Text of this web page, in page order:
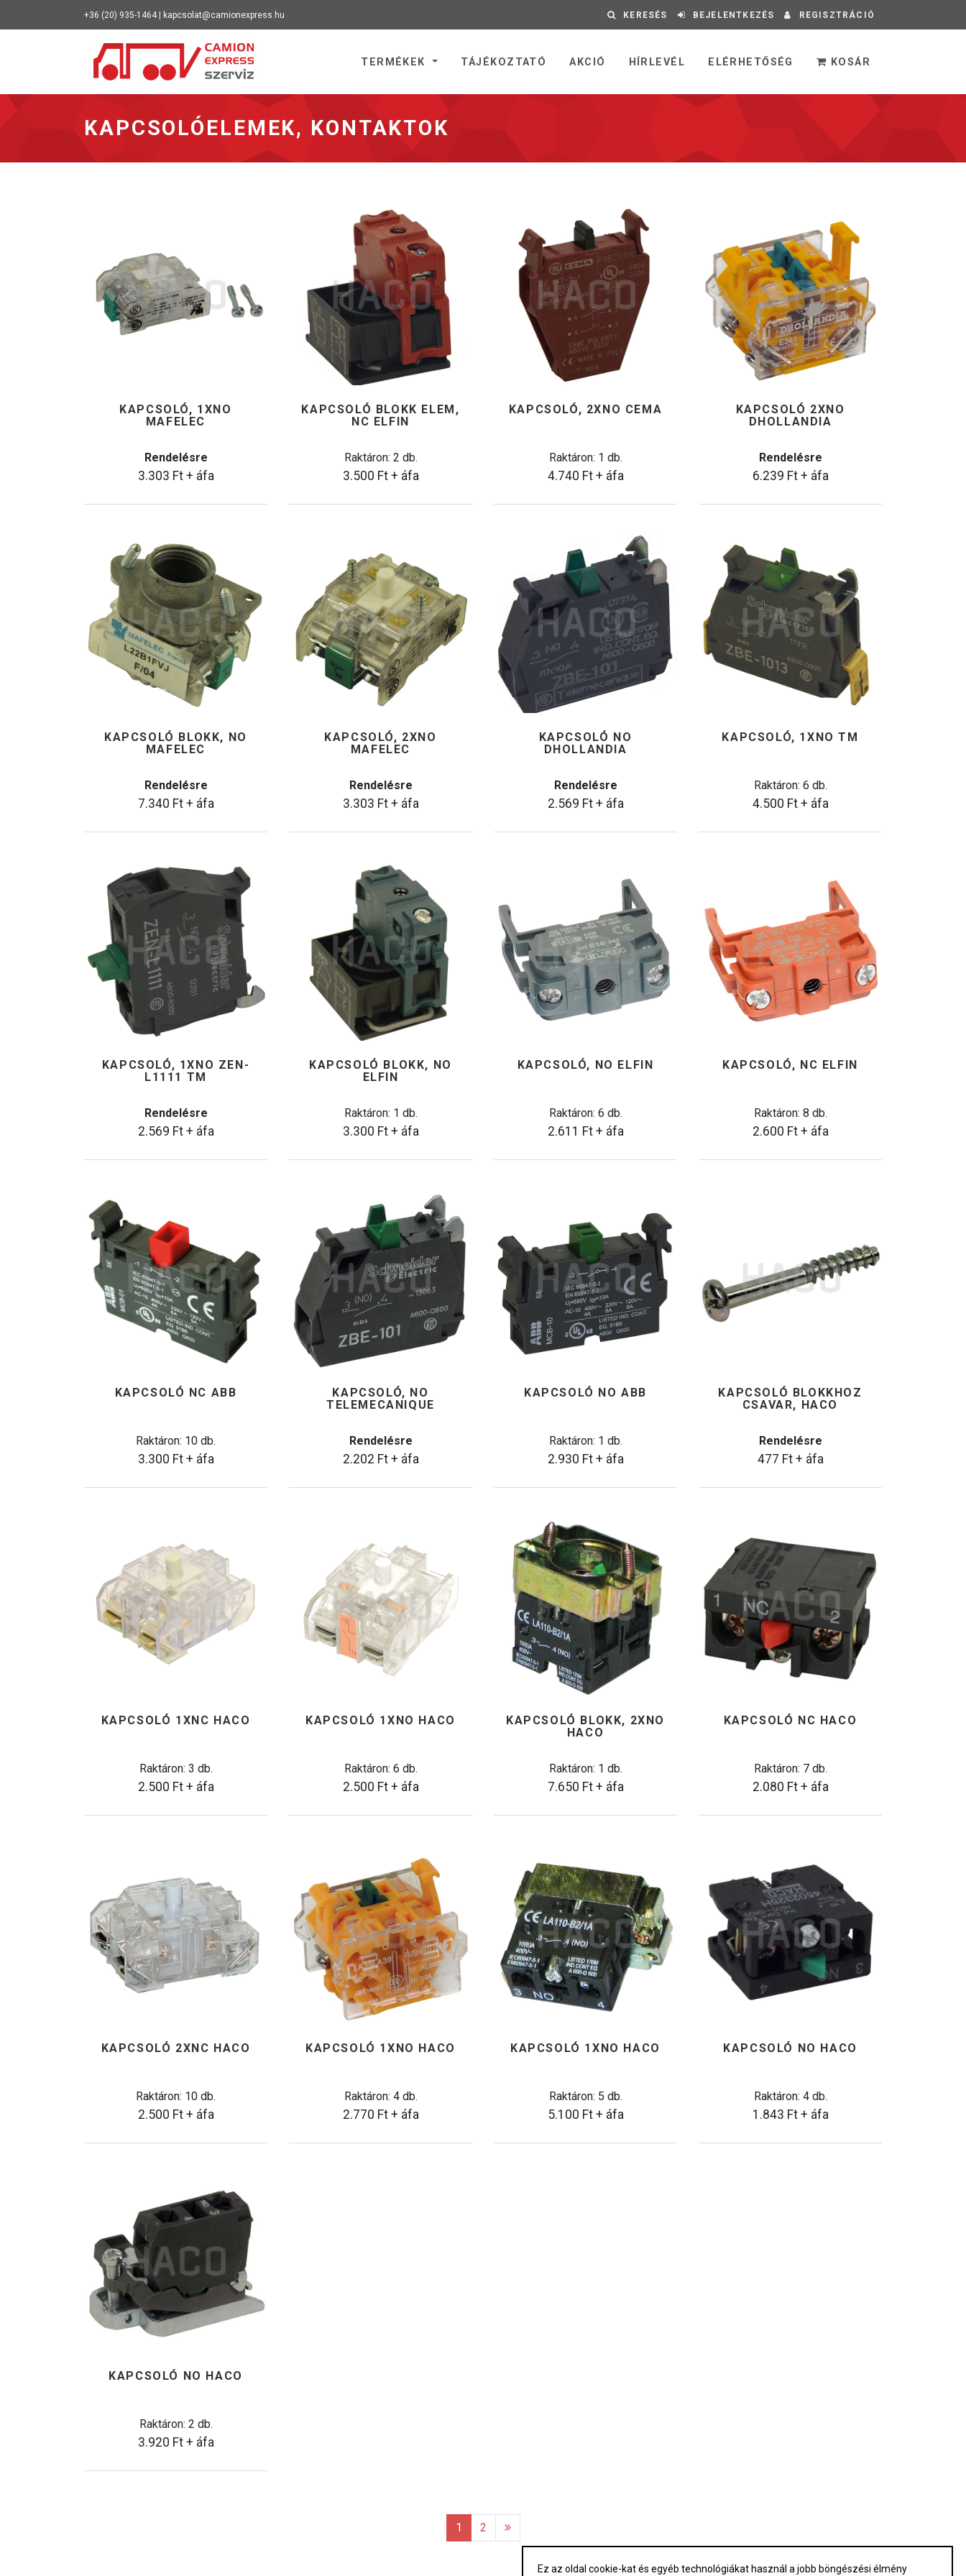
+36 (20) 935-1464 | kapcsolat@camionexpress.hu KERESÉS BEJELENTKEZÉS REGISZTRÁCIÓ
TERMÉKEK TÁJÉKOZTATÓ AKCIÓ HÍRLEVÉL ELÉRHETŐSÉG KOSÁR
KAPCSOLÓELEMEK, KONTAKTOK
KAPCSOLÓ, 1XNO
MAFELEC
Rendelésre
3.303 Ft+ áfa
KAPCSOLÓ BLOKK ELEM,
NC ELFIN
Raktáron: 2 db.
3.500 Ft+ áfa
KAPCSOLÓ, 2XNO CEMA
Raktáron: 1 db.
4.740 Ft+ áfa
KAPCSOLÓ 2XNO
DHOLLANDIA
Rendelésre
6.239 Ft+ áfa
KAPCSOLÓ BLOKK, NO
MAFELEC
Rendelésre
7.340 Ft+ áfa
KAPCSOLÓ, 2XNO
MAFELEC
Rendelésre
3.303 Ft+ áfa
KAPCSOLÓ NO
DHOLLANDIA
Rendelésre
2.569 Ft+ áfa
KAPCSOLÓ, 1XNO TM
Raktáron: 6 db.
4.500 Ft+ áfa
KAPCSOLÓ, 1XNO ZEN-
L1111 TM
Rendelésre
2.569 Ft+ áfa
KAPCSOLÓ BLOKK, NO
ELFIN
Raktáron: 1 db.
3.300 Ft+ áfa
KAPCSOLÓ, NO ELFIN
Raktáron: 6 db.
2.611 Ft+ áfa
KAPCSOLÓ, NC ELFIN
Raktáron: 8 db.
2.600 Ft+ áfa
KAPCSOLÓ NC ABB
Raktáron: 10 db.
3.300 Ft+ áfa
KAPCSOLÓ, NO
TELEMECANIQUE
Rendelésre
2.202 Ft+ áfa
KAPCSOLÓ NO ABB
Raktáron: 1 db.
2.930 Ft+ áfa
KAPCSOLÓ BLOKKHOZ
CSAVAR, HACO
Rendelésre
477 Ft+ áfa
KAPCSOLÓ 1XNC HACO
Raktáron: 3 db.
2.500 Ft+ áfa
KAPCSOLÓ 1XNO HACO
Raktáron: 6 db.
2.500 Ft+ áfa
KAPCSOLÓ BLOKK, 2XNO
HACO
Raktáron: 1 db.
7.650 Ft+ áfa
KAPCSOLÓ NC HACO
Raktáron: 7 db.
2.080 Ft+ áfa
KAPCSOLÓ 2XNC HACO
Raktáron: 10 db.
2.500 Ft+ áfa
KAPCSOLÓ 1XNO HACO
Raktáron: 4 db.
2.770 Ft+ áfa
KAPCSOLÓ 1XNO HACO
Raktáron: 5 db.
5.100 Ft+ áfa
KAPCSOLÓ NO HACO
Raktáron: 4 db.
1.843 Ft+ áfa
KAPCSOLÓ NO HACO
Raktáron: 2 db.
3.920 Ft+ áfa
1 2
Ez az oldal cookie-kat és egyéb technológiákat használ a jobb böngészési élmény